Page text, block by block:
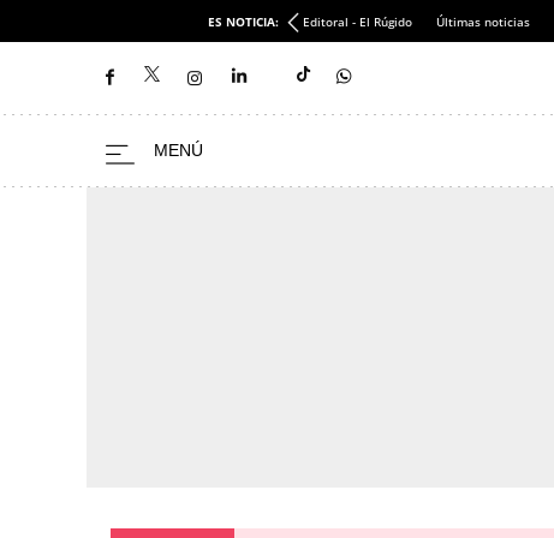
ES NOTICIA: Editoral - El Rúgido Últimas noticias